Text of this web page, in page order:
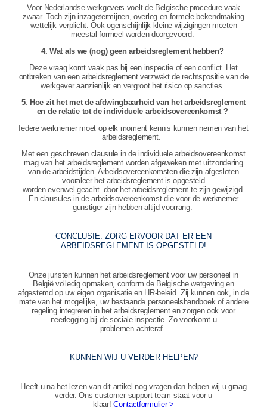
Voor Nederlandse werkgevers voelt de Belgische procedure vaak
zwaar. Toch zijn inzagetermijnen, overleg en formele bekendmaking
wettelijk verplicht. Ook ogenschijnlijk kleine wijzigingen moeten
meestal formeel worden doorgevoerd.
4. Wat als we (nog) geen arbeidsreglement hebben?
Deze vraag komt vaak pas bij een inspectie of een conflict. Het
ontbreken van een arbeidsreglement verzwakt de rechtspositie van de
werkgever aanzienlijk en vergroot het risico op sancties.
5. Hoe zit het met de afdwingbaarheid van het arbeidsreglement
en de relatie tot de individuele arbeidsovereenkomst ?
Iedere werknemer moet op elk moment kennis kunnen nemen van het
arbeidsreglement.
Met een geschreven clausule in de individuele arbeidsovereenkomst
mag van het arbeidsreglement worden afgeweken met uitzondering
van de arbeidstijden. Arbeidsovereenkomsten die zijn afgesloten
vooraleer het arbeidsreglement is opgesteld
worden evenwel geacht door het arbeidsreglement te zijn gewijzigd.
En clausules in de arbeidsovereenkomst die voor de werknemer
gunstiger zijn hebben altijd voorrang.
CONCLUSIE: ZORG ERVOOR DAT ER EEN
ARBEIDSREGLEMENT IS OPGESTELD!
Onze juristen kunnen het arbeidsreglement voor uw personeel in
België volledig opmaken, conform de Belgische wetgeving en
afgestemd op uw eigen organisatie en HR‑beleid. Zij kunnen ook, in de
mate van het mogelijke, uw bestaande personeelshandboek of andere
regeling integreren in het arbeidsreglement en zorgen ook voor
neerlegging bij de sociale inspectie. Zo voorkomt u
problemen achteraf.
KUNNEN WIJ U VERDER HELPEN?
Heeft u na het lezen van dit artikel nog vragen dan helpen wij u graag
verder. Ons customer support team staat voor u
klaar!Contactformulier>